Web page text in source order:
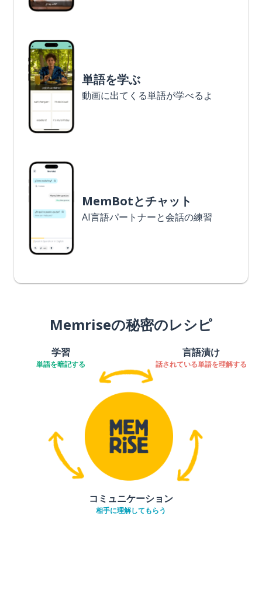
単語を学ぶ
動画に出てくる単語が学べるよ
MemBotとチャット
AI言語パートナーと会話の練習
Memriseの秘密のレシピ
学習
単語を暗記する
言語漬け
話されている単語を理解する
コミュニケーション
相手に理解してもらう